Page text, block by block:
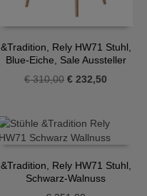
&Tradition, Rely HW71 Stuhl,
Blue-Eiche, Sale Aussteller
€310,00 Ursprünglicher
€ 310,00
€ 232,50
€
&Tradition, Rely HW71 Stuhl,
Schwarz-Walnuss